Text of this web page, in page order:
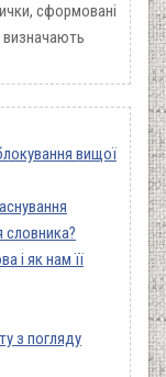
сформовані
вищої
словника?
і як нам її
з погляду